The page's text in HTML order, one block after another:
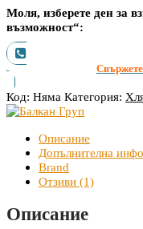
Моля, изберете ден за
възможност“:
Свържете
Код: Няма Категория:
Описание
Допълнителна
Brand
Отзиви (1)
Описание